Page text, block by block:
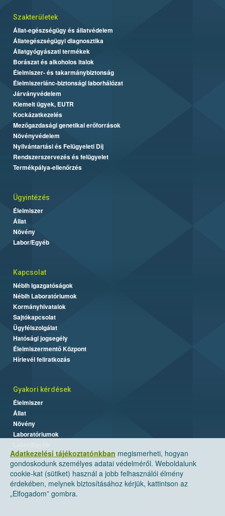
Adatkezelési tájékoztatónkban megismerheti, hogyan
gondoskodunk személyes adatai védelméről. Weboldalunk
cookie-kat (sütiket) használ a jobb felhasználói élmény
érdekében, melynek biztosításához kérjük, kattintson az
„Elfogadom” gombra.
Szakterületek
Állat-egészségügy és állatvédelem
Állategészségügyi diagnosztika
Állatgyógyászati termékek
Borászat és alkoholos italok
Élelmiszer- és takarmánybiztonság
Élelmiszerlánc-biztonsági laborhálózat
Járványvédelem
Kiemelt ügyek, EUTR
Kockázatkezelés
Mezőgazdasági genetikai erőforrások
Növényvédelem
Nyilvántartási és Felügyeleti Díj
Rendszerszervezés és felügyelet
Termékpálya-ellenőrzés
Ügyintézés
Élelmiszer
Állat
Növény
Labor/Egyéb
Kapcsolat
Nébih Igazgatóságok
Nébih Laboratóriumok
Kormányhivatalok
Sajtókapcsolat
Ügyfélszolgálat
Hatósági jogsegély
Élelmiszermentő Központ
Hírlevél feliratkozás
Gyakori kérdések
Élelmiszer
Állat
Növény
Laboratóriumok